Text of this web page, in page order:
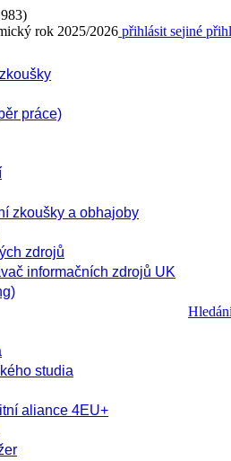
rok 2025/2026 přihlásit sejiné
práce)
zkoušky a obhajoby
zdrojů
informačních zdrojů UK
studia
aliance 4EU+